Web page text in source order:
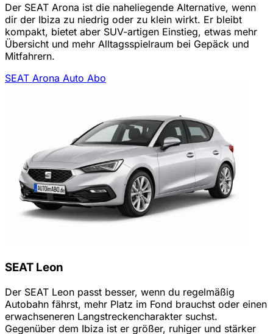
Der SEAT Arona ist die naheliegende Alternative, wenn
dir der Ibiza zu niedrig oder zu klein wirkt. Er bleibt
kompakt, bietet aber SUV-artigen Einstieg, etwas mehr
Übersicht und mehr Alltagsspielraum bei Gepäck und
Mitfahrern.
SEAT Arona Auto Abo
SEAT Leon
Der SEAT Leon passt besser, wenn du regelmäßig
Autobahn fährst, mehr Platz im Fond brauchst oder einen
erwachseneren Langstreckencharakter suchst.
Gegenüber dem Ibiza ist er größer, ruhiger und stärker